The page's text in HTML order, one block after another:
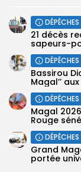
DÉPÊCHES
21 décès
sapeurs-
DÉPÊCHES
Bassirou
Magal’’
DÉPÊCHES
Magal
Rouge
DÉPÊCHES
Grand
portée